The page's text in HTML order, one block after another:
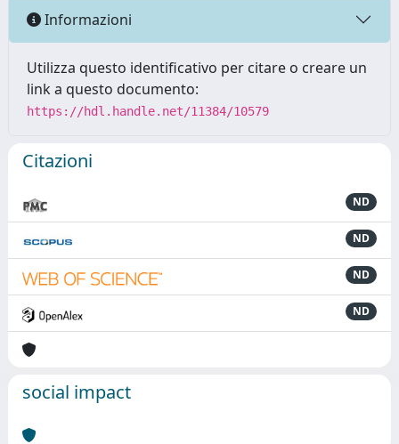
Informazioni
Utilizza questo identificativo per citare o creare un
link a questo documento:
https://hdl.handle.net/11384/10579
Citazioni
ND
ND
ND
ND
social impact